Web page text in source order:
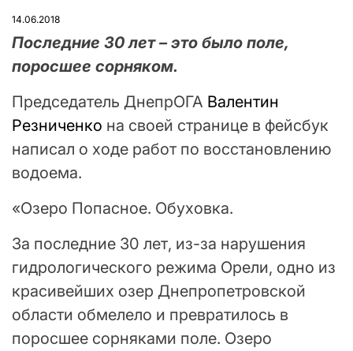
14.06.2018
Последние 30 лет – это было поле,
поросшее сорняком.
Председатель ДнепрОГА Валентин
Резниченко на своей странице в фейсбук
написал о ходе работ по восстановлению
водоема.
«Озеро Попасное. Обуховка.
За последние 30 лет, из-за нарушения
гидрологического режима Орели, одно из
красивейших озер Днепропетровской
области обмелело и превратилось в
поросшее сорняками поле. Озеро